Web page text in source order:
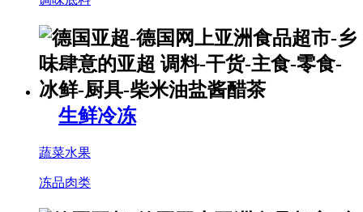
生鲜冷冻
蔬菜水果
冻品肉类